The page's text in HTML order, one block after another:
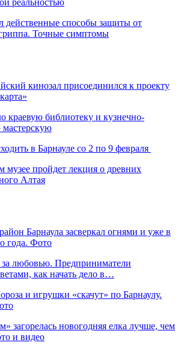
реальностью
действенные способы защиты от
Точные симптомы
кинозал присоединился к проекту
краевую библиотеку и кузнечно-
в Барнауле со 2 по 9 февраля
музее пройдет лекция о древних
Алтая
Барнаула засверкал огнями и уже в
года. Фото
любовью. Предприниматели
как начать дело в…
и игрушки «скачут» по Барнаулу.
загорелась новогодняя елка лучше, чем
и видео